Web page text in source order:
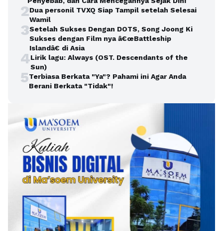
2Dua personil TVXQ Siap Tampil setelah Selesai
Wamil
3Setelah Sukses Dengan DOTS, Song Joong Ki
Sukses dengan Film nya â€œBattleship
Islandâ€ di Asia
4Lirik lagu: Always (OST. Descendants of the
Sun)
5Terbiasa Berkata "Ya"? Pahami ini Agar Anda
Berani Berkata "Tidak"!